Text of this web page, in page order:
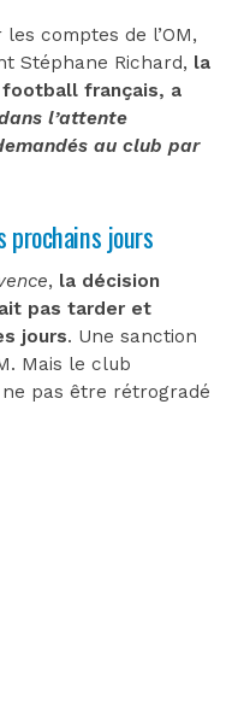
comptes de l’OM,
Stéphane Richard, la
football français, a
l’attente
au club par
prochains jours
, la décision
pas tarder et
jours. Une sanction
Mais le club
pas être rétrogradé